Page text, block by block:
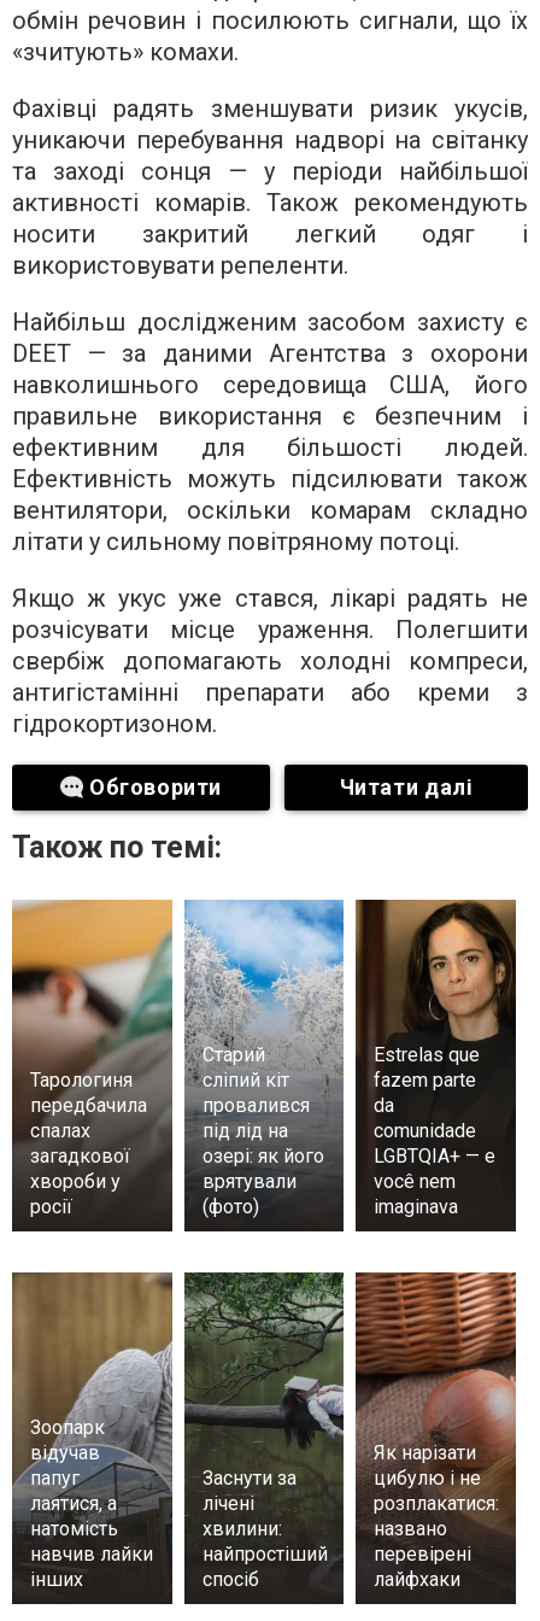
обмін речовин і посилюють сигнали, що їх
«зчитують» комахи.
Фахівці радять зменшувати ризик укусів,
уникаючи перебування надворі на світанку
та заході сонця — у періоди найбільшої
активності комарів. Також рекомендують
носити закритий легкий одяг і
використовувати репеленти.
Найбільш дослідженим засобом захисту є
DEET — за даними Агентства з охорони
навколишнього середовища США, його
правильне використання є безпечним і
ефективним для більшості людей.
Ефективність можуть підсилювати також
вентилятори, оскільки комарам складно
літати у сильному повітряному потоці.
Якщо ж укус уже стався, лікарі радять не
розчісувати місце ураження. Полегшити
свербіж допомагають холодні компреси,
антигістамінні препарати або креми з
гідрокортизоном.
Обговорити Читати далі
Також по темі:
Тарологиня
передбачила
спалах
загадкової
хвороби у
росії
Старий
сліпий кіт
провалився
під лід на
озері: як його
врятували
(фото)
Estrelas que
fazem parte
da
comunidade
LGBTQIA+ — e
você nem
imaginava
Зоопарк
відучав
папуг
лаятися, а
натомість
навчив лайки
інших
Заснути за
лічені
хвилини:
найпростіший
спосіб
Як нарізати
цибулю і не
розплакатися:
названо
перевірені
лайфхаки